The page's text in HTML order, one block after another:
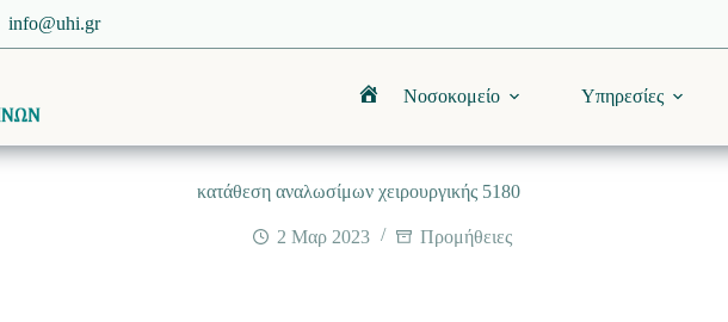
info@uhi.gr
ΑρχικήΝοσοκομείο Υπηρεσίες
κατάθεση αναλωσίμων χειρουργικής 5180
2 Μαρ 2023 Προμήθειες